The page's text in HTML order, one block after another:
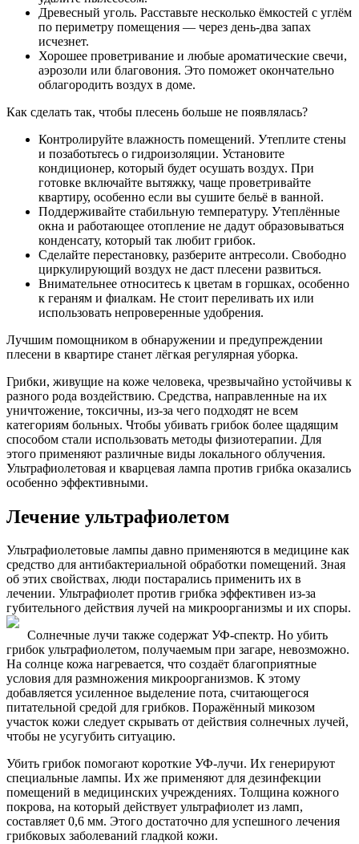
Древесный уголь. Расставьте несколько ёмкостей с углём
по периметру помещения — через день-два запах
исчезнет.
Хорошее проветривание и любые ароматические свечи,
аэрозоли или благовония. Это поможет окончательно
облагородить воздух в доме.
Как сделать так, чтобы плесень больше не появлялась?
Контролируйте влажность помещений. Утеплите стены
и позаботьтесь о гидроизоляции. Установите
кондиционер, который будет осушать воздух. При
готовке включайте вытяжку, чаще проветривайте
квартиру, особенно если вы сушите бельё в ванной.
Поддерживайте стабильную температуру. Утеплённые
окна и работающее отопление не дадут образовываться
конденсату, который так любит грибок.
Сделайте перестановку, разберите антресоли. Свободно
циркулирующий воздух не даст плесени развиться.
Внимательнее относитесь к цветам в горшках, особенно
к гераням и фиалкам. Не стоит переливать их или
использовать непроверенные удобрения.
Лучшим помощником в обнаружении и предупреждении
плесени в квартире станет лёгкая регулярная уборка.
Грибки, живущие на коже человека, чрезвычайно устойчивы к
разного рода воздействию. Средства, направленные на их
уничтожение, токсичны, из-за чего подходят не всем
категориям больных. Чтобы убивать грибок более щадящим
способом стали использовать методы физиотерапии. Для
этого применяют различные виды локального облучения.
Ультрафиолетовая и кварцевая лампа против грибка оказались
особенно эффективными.
Лечение ультрафиолетом
Ультрафиолетовые лампы давно применяются в медицине как
средство для антибактериальной обработки помещений. Зная
об этих свойствах, люди постарались применить их в
лечении. Ультрафиолет против грибка эффективен из-за
губительного действия лучей на микроорганизмы и их споры.
Солнечные лучи также содержат УФ-спектр. Но убить
грибок ультрафиолетом, получаемым при загаре, невозможно.
На солнце кожа нагревается, что создаёт благоприятные
условия для размножения микроорганизмов. К этому
добавляется усиленное выделение пота, считающегося
питательной средой для грибков. Поражённый микозом
участок кожи следует скрывать от действия солнечных лучей,
чтобы не усугубить ситуацию.
Убить грибок помогают короткие УФ-лучи. Их генерируют
специальные лампы. Их же применяют для дезинфекции
помещений в медицинских учреждениях. Толщина кожного
покрова, на который действует ультрафиолет из ламп,
составляет 0,6 мм. Этого достаточно для успешного лечения
грибковых заболеваний гладкой кожи.